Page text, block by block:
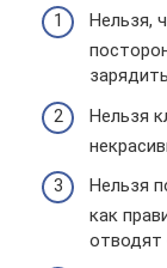
Нельзя,
Нельзя
Нельзя
как
отводят